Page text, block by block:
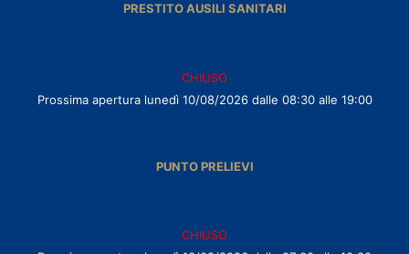
PRESTITO AUSILI SANITARI
CHIUSO
Prossima apertura lunedì 10/08/2026 dalle 08:30 alle 19:00
PUNTO PRELIEVI
CHIUSO